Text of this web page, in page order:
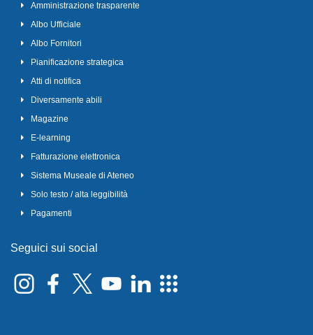
Amministrazione trasparente
Albo Ufficiale
Albo Fornitori
Pianificazione strategica
Atti di notifica
Diversamente abili
Magazine
E-learning
Fatturazione elettronica
Sistema Museale di Ateneo
Solo testo / alta leggibilità
Pagamenti
Seguici sui social